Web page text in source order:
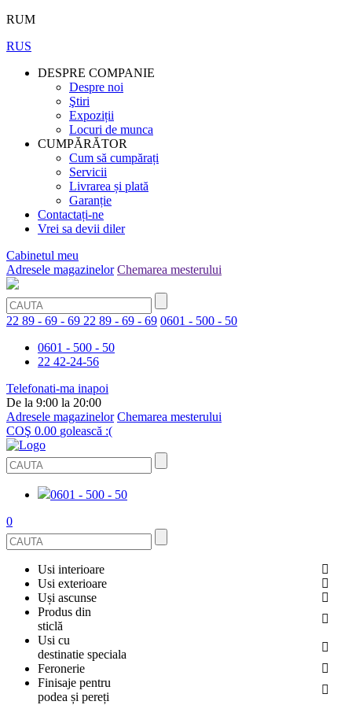
RUM
RUS
DESPRE COMPANIE
Despre noi
Ştiri
Expoziții
Locuri de munca
CUMPĂRĂTOR
Cum să cumpărați
Servicii
Livrarea și plată
Garanție
Contactați-ne
Vrei sa devii diler
Cabinetul meu
Adresele magazinelor Chemarea mesterului
22 89 - 69 - 69 22 89 - 69 - 69 0601 - 500 - 50
0601 - 500 - 50
22 42-24-56
Telefonati-ma inapoi
De la 9:00 la 20:00
Adresele magazinelor Chemarea mesterului
COŞ 0.00 golească :(
0601 - 500 - 50
0
Usi interioare
FURNIRUITE
SMALT
Usi exterioare
USI METALICE
PENTRU APARTAMENT
PENTRU CASA
Uși ascunse
OGLINDIT
GRESIE PORȚELANATĂ
Produs din
sticlă
BALUSTRADE ȘI TREPTE
CABINE DE DUȘ ȘI PEREȚI DESPĂRȚITORI
Usi cu
destinatie speciala
USI ANTIFOC (ANTIINCENDIU)
Feronerie
ACCESORII
Finisaje pentru
podea și pereți